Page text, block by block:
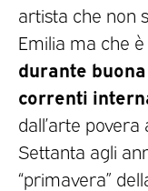
artista che non
Emilia ma che
durante
correnti
dall’arte
Settanta agli
“primavera”